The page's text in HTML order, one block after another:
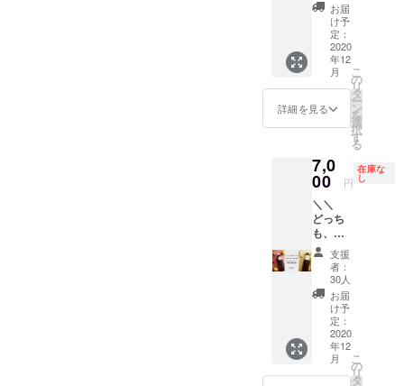
いし、
こちら
で仕立
てさせ
ていた
だきま
す。 ※
リター
ら2021
年1月の
用意致
しま
す。
モクテ
ルな
ど、な
んでも
どうぞ
リンク
レシピ
・アン
ケート
にてオ
ンライ
ンヒア
リング
１回
30分 ・
サンプ
ルのご
送付 ・
味の微
調整
１回 ・
のドリ
ンクが
つくれ
る、お
試し用
サイ
ズ！ ▶
ナチュ
プ 元気
が湧き
上がる
会津の
オタネ
ニンジ
ンとガ
ラナを
加え
た、や
さしい
味わい
のクラ
フト
コーラ
は、集
ちも飲
みた
い！！
！／／
【コー
ラシ
ロップ&
ジン
ジャー
シロッ
比べ
セット
(Sサイ
ズ)】 各
シロッ
プ1本で
6~7杯分
のドリ
ンクが
つくれ
るお試
し用サ
イズ
元気が
湧き上
がって
お届
け予
定：
2020
年12
月
詳細を見る
こ
の
リ
タ
ー
ン
を
選
択
す
る
7,0
00 円
在庫な
し
＼＼
どっち
も、
たっぷ
り飲み
い！！
！／／
【コー
ラシ
ロッ
プ・ジ
ン
支援
者：
30人
お届
け予
定：
2020
年12
月
こ
の
リ
タ